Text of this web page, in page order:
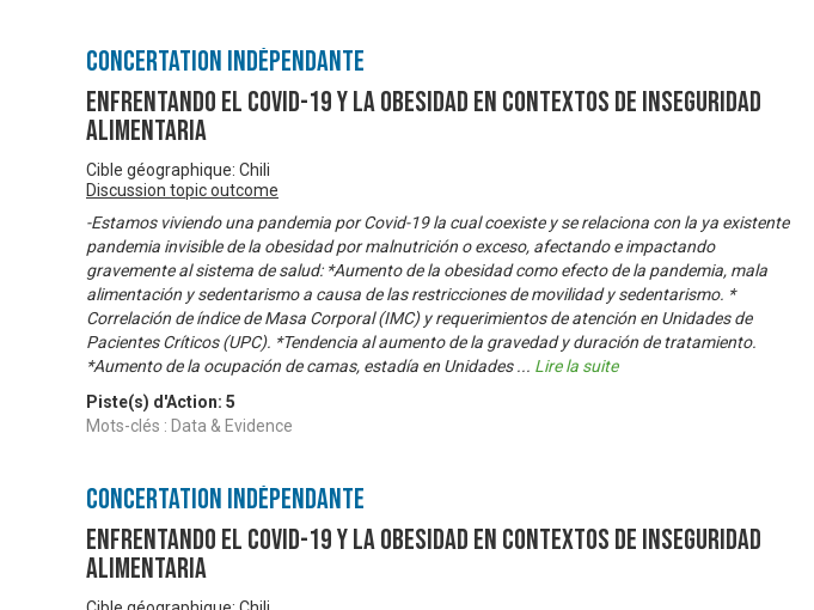
Concertation Indépendante
Enfrentando el Covid-19 y la obesidad en contextos de Inseguridad
Alimentaria
Cible géographique: Chili
Discussion topic outcome
-Estamos viviendo una pandemia por Covid-19 la cual coexiste y se relaciona con la ya existente
pandemia invisible de la obesidad por malnutrición o exceso, afectando e impactando
gravemente al sistema de salud: *Aumento de la obesidad como efecto de la pandemia, mala
alimentación y sedentarismo a causa de las restricciones de movilidad y sedentarismo. *
Correlación de índice de Masa Corporal (IMC) y requerimientos de atención en Unidades de
Pacientes Críticos (UPC). *Tendencia al aumento de la gravedad y duración de tratamiento.
*Aumento de la ocupación de camas, estadía en Unidades... Lire la suite
Piste(s) d'Action: 5
Mots-clés : Data & Evidence
Concertation Indépendante
Enfrentando el Covid-19 y la obesidad en contextos de Inseguridad
Alimentaria